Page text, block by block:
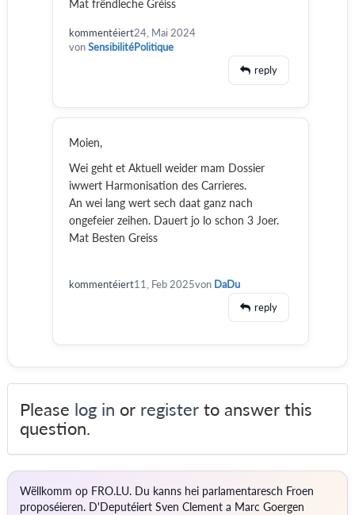
Mat frëndleche Gréiss
kommentéiert24, Mai 2024
vonSensibilitéPolitique
reply
Moien,
Wei geht et Aktuell weider mam Dossier
iwwert Harmonisation des Carrieres.
An wei lang wert sech daat ganz nach
ongefeier zeihen. Dauert jo lo schon 3 Joer.
Mat Besten Greiss
kommentéiert11, Feb 2025von DaDu
reply
Please log in or register to answer this
question.
Wëllkomm op FRO.LU. Du kanns hei parlamentaresch Froen
proposéieren. D'Deputéiert Sven Clement a Marc Goergen